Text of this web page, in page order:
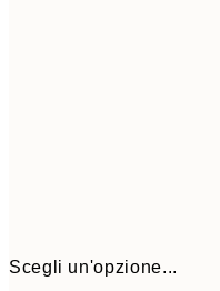
Scegli un'opzione...